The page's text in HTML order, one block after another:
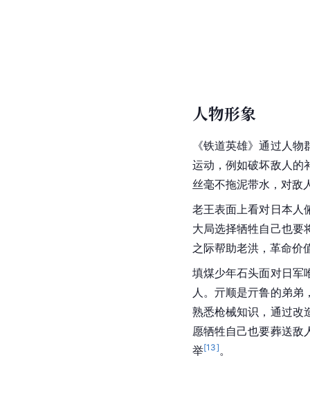
人物形象
《铁道英雄》通过人
运动，例如破坏敌人的
丝毫不拖泥带水，对敌
老王表面上看对日本人
大局选择牺牲自己也要
之际帮助老洪，革命价
填煤少年石头面对日军
人。亓顺是亓鲁的弟
熟悉枪械知识，通过改
愿牺牲自己也要葬送敌
举[13] 。